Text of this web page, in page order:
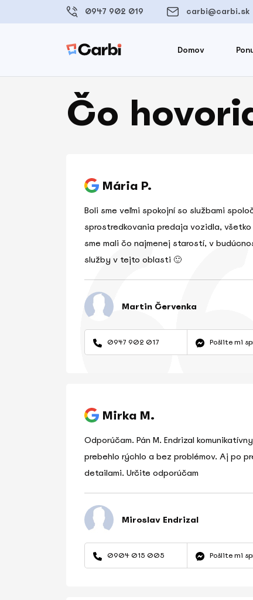
0947 902 019 carbi@carbi.sk
Domov
Čo
Mária P.
Boli sme veľmi spokojní so službami
sprostredkovania predaja vozidla, všetko
sme mali čo najmenej starostí, v
služby v tejto oblasti 🙂
Martin Červenka
0947 902 017 Pošlite mi
Mirka M.
Odporúčam. Pán M. Endrizal
prebehlo rýchlo a bez problémov. Aj po
detailami. Určite odporúčam
Miroslav Endrizal
0904 015 005 Pošlite mi